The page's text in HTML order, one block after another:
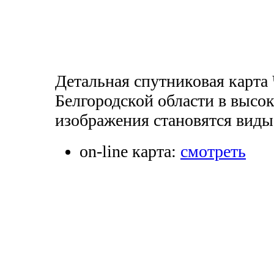
Детальная спутниковая
Белгородской области в
изображения становятся
on-line карта: смотреть